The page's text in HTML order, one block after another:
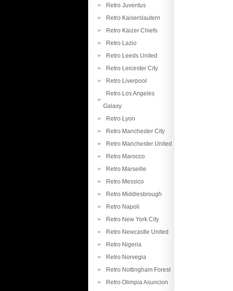
Retro Juventus
Retro Kaiserslautern
Retro Kaizer Chiefs
Retro Lazio
Retro Leeds United
Retro Leicester City
Retro Liverpool
Retro Los Angeles
Galaxy
Retro Lyon
Retro Manchester City
Retro Manchester United
Retro Marocco
Retro Marseille
Retro Messico
Retro Middlesbrough
Retro Napoli
Retro New York City
Retro Newcastle United
Retro Nigeria
Retro Norvegia
Retro Nottingham Forest
Retro Olimpia Asuncion